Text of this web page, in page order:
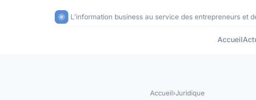
L'information business au service des entrepreneurs et
Accueil
Accueil›Juridique